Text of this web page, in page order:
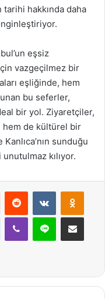
tarihi hakkında daha
eşsiz
vazgeçilmez bir
eşliğinde, hem
bu seferler,
bir yol. Ziyaretçiler,
hem de kültürel bir
sunduğu
kılıyor.
PinterestReddit VKontakte
TelegramViber Line E-Posta ile